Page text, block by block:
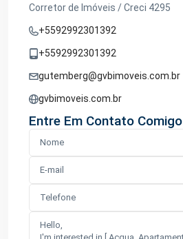
Corretor de Imóveis / Creci 4295
+5592992301392
+5592992301392
gutemberg@gvbimoveis.com.br
gvbimoveis.com.br
Entre Em Contato Comigo